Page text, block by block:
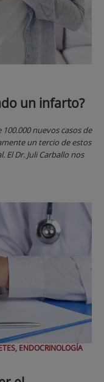
un infarto?
nuevos casos de
un tercio de estos
El Dr. Juli Carballo nos
ENDOCRINOLOGÍA